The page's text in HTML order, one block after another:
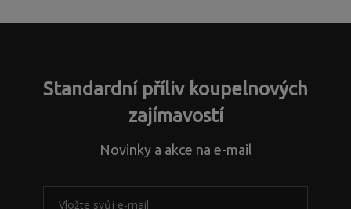
Standardní příliv koupelnových
zajímavostí
Novinky a akce na e-mail